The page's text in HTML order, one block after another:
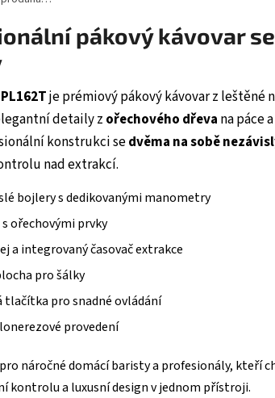
pákový kávovar
je prémiový pákový kávovar z leštěné
detaily z ořechového dřeva na páce
konstrukci sedvěma na sobě
nad extrakcí.
bojlery s dedikovanými manometry
s ořechovými prvky
a integrovaný časovač extrakce
pro šálky
tlačítka pro snadné ovládání
provedení
náročné domácí baristy a profesionály, kteří
kontrolu a luxusní design v jednom přístroji.